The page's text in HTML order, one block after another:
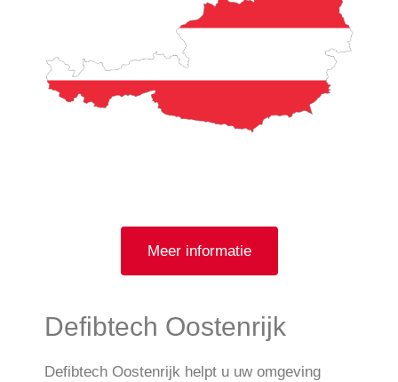
Defibtech Oostenrijk
Defibtech Oostenrijk helpt u uw omgeving
Meer informatie